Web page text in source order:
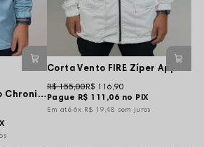
Jaqueta Corta Vento Chronic Authentic - Azul claroPague R$ 111,06 no PIX
R$ 155,00R$ 116,90
6x R$ 19,48 sem juros